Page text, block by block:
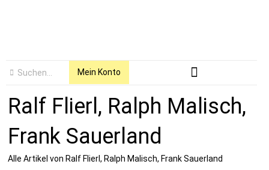
Mein Konto
Ralf Flierl, Ralph Malisch,
Frank Sauerland
Alle Artikel von Ralf Flierl, Ralph Malisch, Frank Sauerland